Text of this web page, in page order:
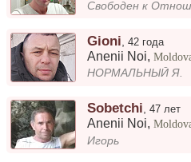
Свободен к
Gioni ,42 года
Anenii Noi,
НОРМАЛЬНЫЙ Я.
Sobetchi,47 лет
Anenii Noi,
Игорь